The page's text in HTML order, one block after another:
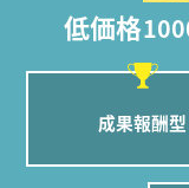
低価格
成果報酬型